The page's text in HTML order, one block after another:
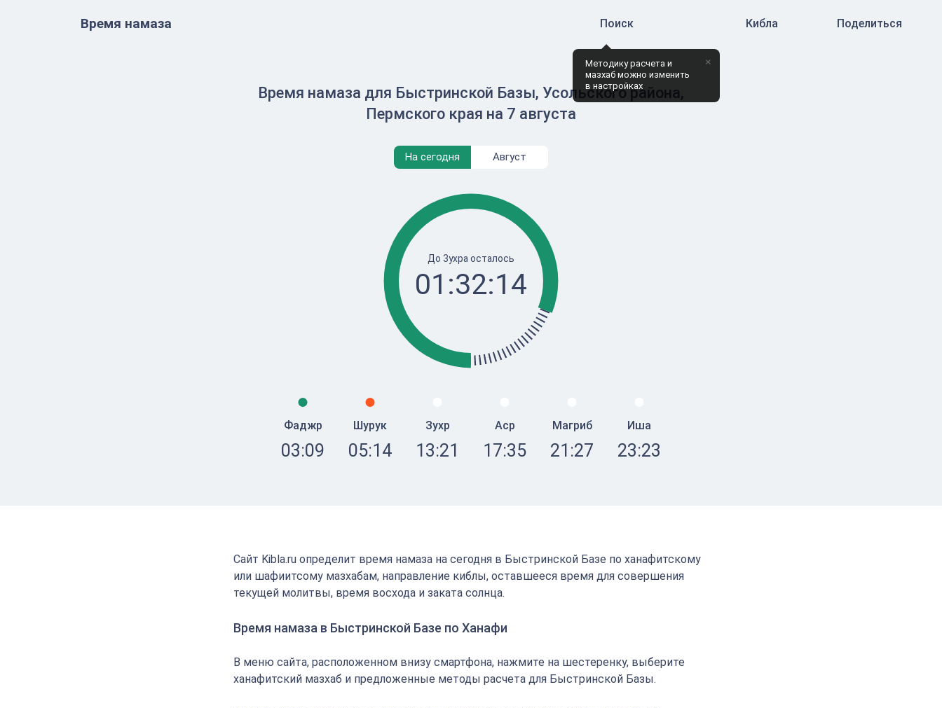
Время намаза Поиск
Методику расчета и
мазхаб можно изменить
в настройках
×
Кибла Поделиться
Время намаза для Быстринской Базы, Усольского района,
Пермского края на 7 августа
На сегодня Август
До Зухра осталось
01:32:14
Фаджр
03:09
Шурук
05:14
Зухр
13:21
Аср
17:35
Магриб
21:27
Иша
23:23
Сайт Kibla.ru определит время намаза на сегодня в Быстринской Базе по ханафитскому
или шафиитсому мазхабам, направление киблы, оставшееся время для совершения
текущей молитвы, время восхода и заката солнца.
Время намаза в Быстринской Базе по Ханафи
В меню сайта, расположенном внизу смартфона, нажмите на шестеренку, выберите
ханафитский мазхаб и предложенные методы расчета для Быстринской Базы.